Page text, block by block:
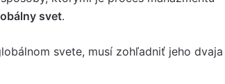
svet.
svete, musí zohľadniť jeho dvaja